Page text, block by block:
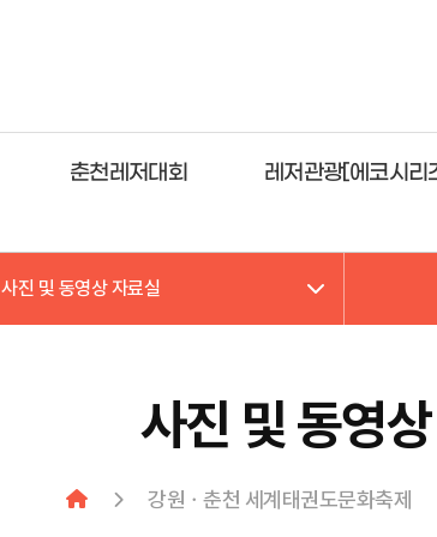
춘천레저대회 레저관광[에코시리
사진 및 동영상 자료실
사진 및 동영
강원ㆍ춘천 세계태권도문화축제